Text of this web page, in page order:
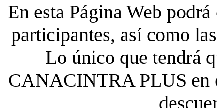
En esta Página Web
participantes, así como
Lo único que tendrá
CANACINTRA PLUS en